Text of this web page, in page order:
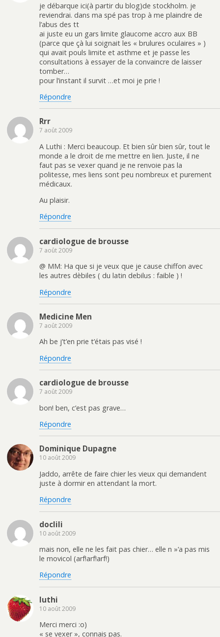
je débarque ici(à partir du blog)de stockholm. je
reviendrai. dans ma spé pas trop à me plaindre de
l’abus des tt
ai juste eu un gars limite glaucome accro aux BB
(parce que çà lui soignait les « brulures oculaires » )
qui avait pouls limite et asthme et je passe les
consultations à essayer de la convaincre de laisser
tomber…
pour l’instant il survit …et moi je prie !
Répondre
Rrr
7 août 2009
A Luthi : Merci beaucoup. Et bien sûr bien sûr, tout le
monde a le droit de me mettre en lien. Juste, il ne
faut pas se vexer quand je ne renvoie pas la
politesse, mes liens sont peu nombreux et purement
médicaux.
Au plaisir.
Répondre
cardiologue de brousse
7 août 2009
@ MM: Ha que si je veux que je cause chiffon avec
les autres dèbiles ( du latin debilus : faible ) !
Répondre
Medicine Men
7 août 2009
Ah be j’t’en prie t’étais pas visé !
Répondre
cardiologue de brousse
7 août 2009
bon! ben, c’est pas grave…
Répondre
Dominique Dupagne
10 août 2009
Jaddo, arrête de faire chier les vieux qui demandent
juste à dormir en attendant la mort.
Répondre
doclili
10 août 2009
mais non, elle ne les fait pas chier… elle n »‘a pas mis
le movicol (arf!arf!arf!)
Répondre
luthi
10 août 2009
Merci merci :o)
« se vexer », connais pas.